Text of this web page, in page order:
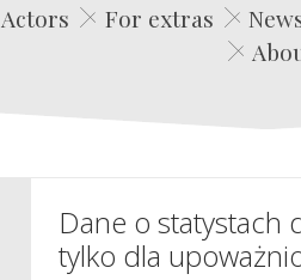
Actors For extras
Dane o statystach
tylko dla